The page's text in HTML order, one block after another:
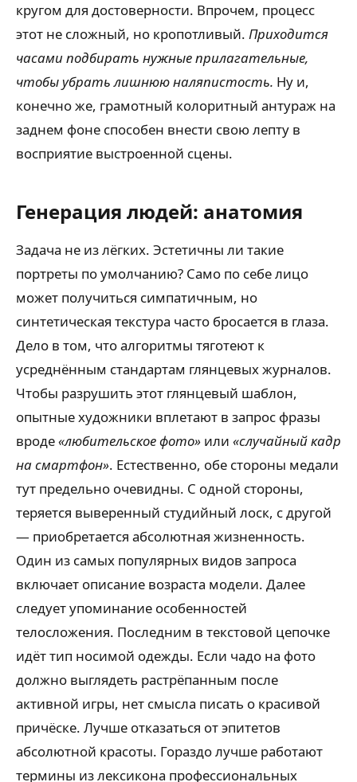
кругом для достоверности. Впрочем, процесс
этот не сложный, но кропотливый. Приходится
часами подбирать нужные прилагательные,
чтобы убрать лишнюю наляпистость. Ну и,
конечно же, грамотный колоритный антураж на
заднем фоне способен внести свою лепту в
восприятие выстроенной сцены.
Генерация людей: анатомия
Задача не из лёгких. Эстетичны ли такие
портреты по умолчанию? Само по себе лицо
может получиться симпатичным, но
синтетическая текстура часто бросается в глаза.
Дело в том, что алгоритмы тяготеют к
усреднённым стандартам глянцевых журналов.
Чтобы разрушить этот глянцевый шаблон,
опытные художники вплетают в запрос фразы
вроде«любительское фото» или «случайный кадр
на смартфон». Естественно, обе стороны медали
тут предельно очевидны. С одной стороны,
теряется выверенный студийный лоск, с другой
— приобретается абсолютная жизненность.
Один из самых популярных видов запроса
включает описание возраста модели. Далее
следует упоминание особенностей
телосложения. Последним в текстовой цепочке
идёт тип носимой одежды. Если чадо на фото
должно выглядеть растрёпанным после
активной игры, нет смысла писать о красивой
причёске. Лучше отказаться от эпитетов
абсолютной красоты. Гораздо лучше работают
термины из лексикона профессиональных